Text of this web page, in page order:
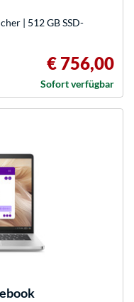
| 512 GB SSD-
€ 756,00
Sofort verfügbar